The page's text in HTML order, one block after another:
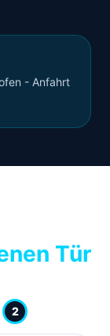
- Anfahrt
Tür
2